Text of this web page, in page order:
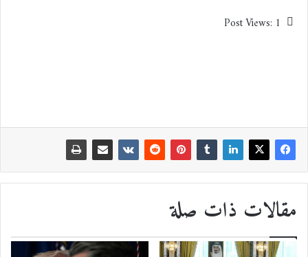
Post Views: 1
مقالات ذات صلة